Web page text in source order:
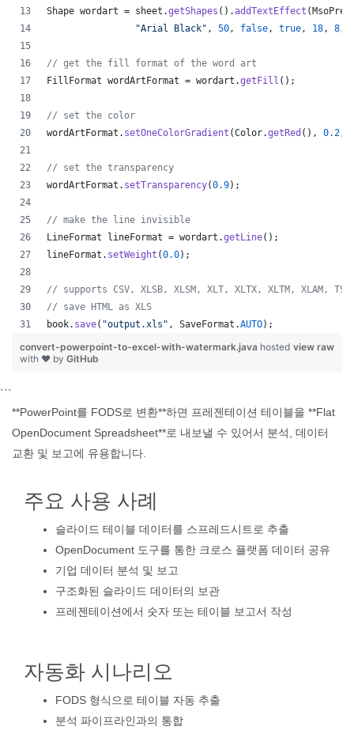
Shape wordart = sheet .getShapes ().addTextEffect (
"Arial Black" , 50, false, true, 18, 8,
// get the fill format of the word art
FillFormat wordArtFormat = wordart .getFill ();
// set the color
wordArtFormat . setOneColorGradient (Color.getRed (), 0.2,
// set the transparency
wordArtFormat . setTransparency(0.9);
// make the line invisible
LineFormat
lineFormat = wordart .getLine();
lineFormat . setWeight (0.0);
// supports CSV, XLSB, XLSM, XLT, XLTX, XLTM, XLAM,
// save HTML as XLS
book. save( "output.xls" , SaveFormat .AUTO);
view raw
convert-powerpoint-to-excel-with-watermark.java hosted
with ❤ by GitHub
```
**PowerPoint를 FODS로 변환**하면 프레젠테이션 테이블을 **Flat
OpenDocument Spreadsheet**로 내보낼 수 있어서 분석, 데이터
교환 및 보고에 유용합니다.
주요 사용 사례
슬라이드 테이블 데이터를 스프레드시트로 추출
OpenDocument 도구를 통한 크로스 플랫폼 데이터 공유
기업 데이터 분석 및 보고
구조화된 슬라이드 데이터의 보관
프레젠테이션에서 숫자 또는 테이블 보고서 작성
자동화 시나리오
FODS 형식으로 테이블 자동 추출
분석 파이프라인과의 통합